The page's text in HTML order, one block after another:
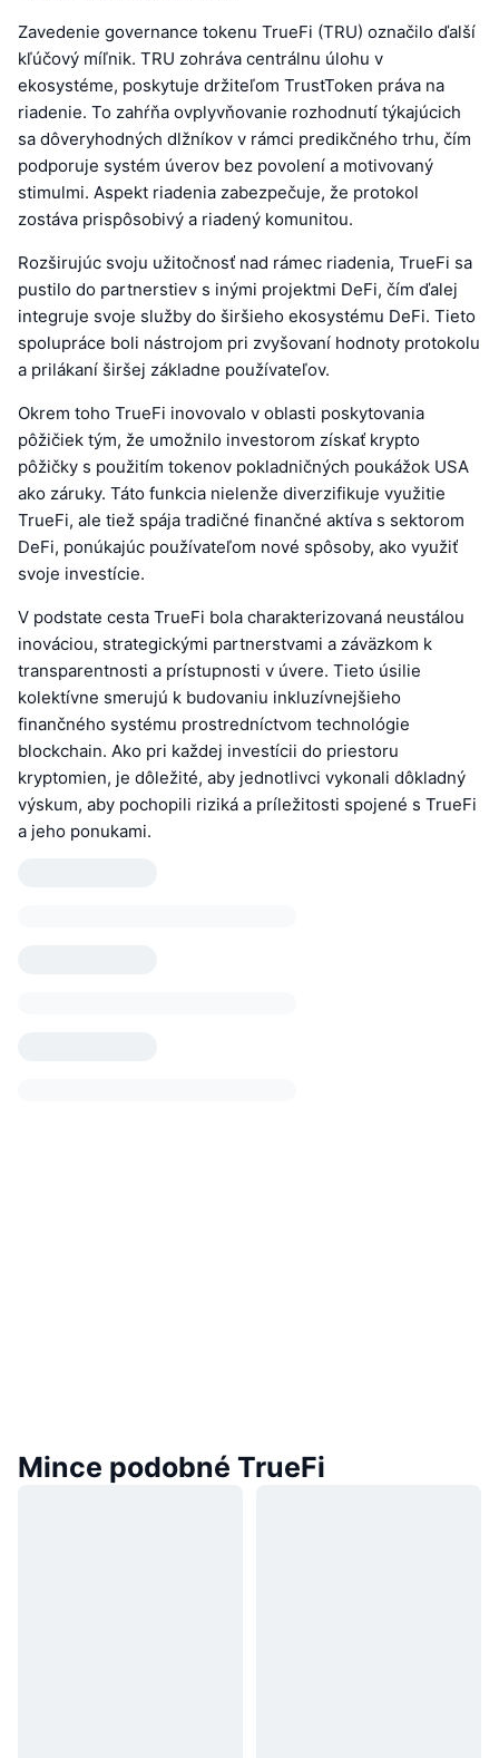
Zavedenie governance tokenu TrueFi (TRU) označilo ďalší
kľúčový míľnik. TRU zohráva centrálnu úlohu v
ekosystéme, poskytuje držiteľom TrustToken práva na
riadenie. To zahŕňa ovplyvňovanie rozhodnutí týkajúcich
sa dôveryhodných dlžníkov v rámci predikčného trhu, čím
podporuje systém úverov bez povolení a motivovaný
stimulmi. Aspekt riadenia zabezpečuje, že protokol
zostáva prispôsobivý a riadený komunitou.
Rozširujúc svoju užitočnosť nad rámec riadenia, TrueFi sa
pustilo do partnerstiev s inými projektmi DeFi, čím ďalej
integruje svoje služby do širšieho ekosystému DeFi. Tieto
spolupráce boli nástrojom pri zvyšovaní hodnoty protokolu
a prilákaní širšej základne používateľov.
Okrem toho TrueFi inovovalo v oblasti poskytovania
pôžičiek tým, že umožnilo investorom získať krypto
pôžičky s použitím tokenov pokladničných poukážok USA
ako záruky. Táto funkcia nielenže diverzifikuje využitie
TrueFi, ale tiež spája tradičné finančné aktíva s sektorom
DeFi, ponúkajúc používateľom nové spôsoby, ako využiť
svoje investície.
V podstate cesta TrueFi bola charakterizovaná neustálou
inováciou, strategickými partnerstvami a záväzkom k
transparentnosti a prístupnosti v úvere. Tieto úsilie
kolektívne smerujú k budovaniu inkluzívnejšieho
finančného systému prostredníctvom technológie
blockchain. Ako pri každej investícii do priestoru
kryptomien, je dôležité, aby jednotlivci vykonali dôkladný
výskum, aby pochopili riziká a príležitosti spojené s TrueFi
a jeho ponukami.
Mince podobné TrueFi